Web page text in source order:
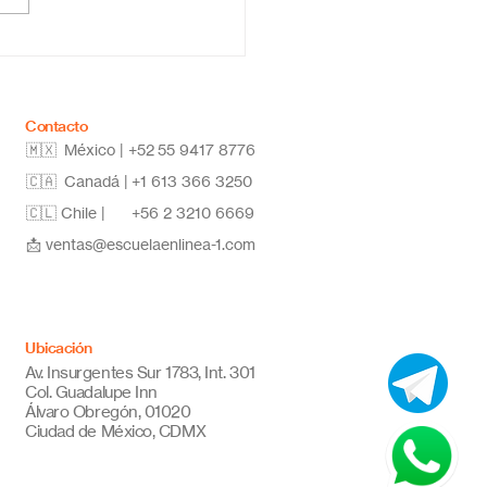
Contacto
🇲🇽 México | +5255 9417 8776
🇨🇦 Canadá | +1 613 366 3250
🇨🇱 Chile | +56 2 3210 6669
📩 ventas@escuelaenlinea-1.com
Ubicación
Av. Insurgentes Sur 1783, Int. 301
Col. Guadalupe Inn
Álvaro Obregón, 01020
Ciudad de México, CDMX